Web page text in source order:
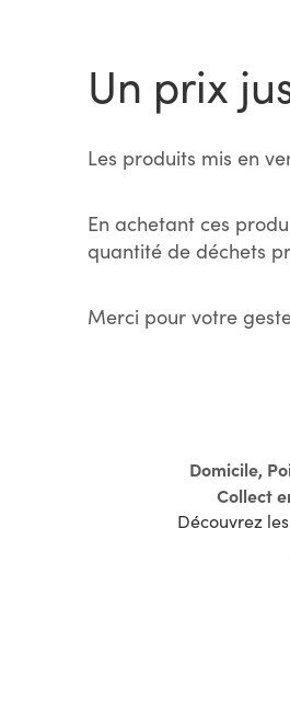
Un prix
Les produits mis en
En achetant ces
quantité de déchets
Merci pour votre
Domicile,
Collect
Découvrez